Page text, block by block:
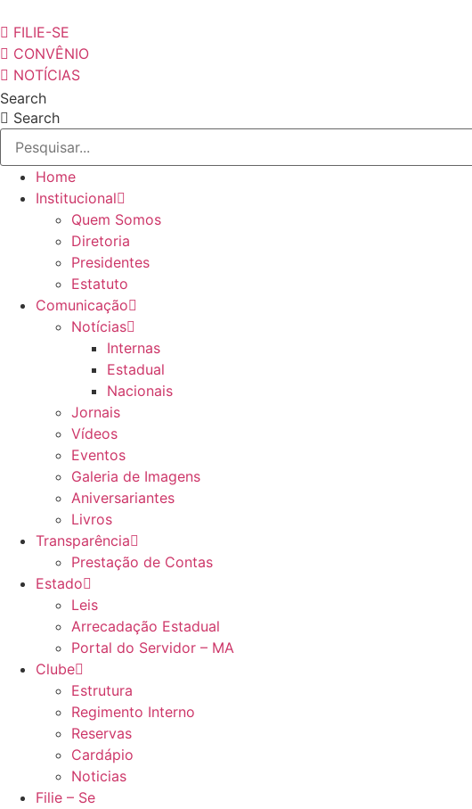
para
o
conteúdo
FILIE-SE
CONVÊNIO
NOTÍCIAS
Search
Search
Home
Institucional
Quem Somos
Diretoria
Presidentes
Estatuto
Comunicação
Notícias
Internas
Estadual
Nacionais
Jornais
Vídeos
Eventos
Galeria de Imagens
Aniversariantes
Livros
Transparência
Prestação de Contas
Estado
Leis
Arrecadação Estadual
Portal do Servidor – MA
Clube
Estrutura
Regimento Interno
Reservas
Cardápio
Noticias
Filie – Se